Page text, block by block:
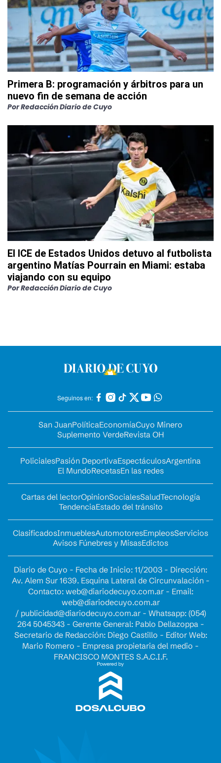
Primera B: programación y árbitros para un
nuevo fin de semana de acción
PorRedacción Diario de Cuyo
El ICE de Estados Unidos detuvo al futbolista
argentino Matías Pourrain en Miami: estaba
viajando con su equipo
PorRedacción Diario de Cuyo
Seguinos en:
San JuanPolíticaEconomíaCuyo Minero
Suplemento VerdeRevista OH
PolicialesPasión DeportivaEspectáculosArgentina
El MundoRecetasEn las redes
Cartas del lectorOpinionSocialesSaludTecnología
TendenciaEstado del tránsito
ClasificadosInmueblesAutomotoresEmpleosServicios
Avisos Fúnebres y MisasEdictos
Diario de Cuyo - Fecha de Inicio: 11/2003 - Dirección:
Av. Alem Sur 1639. Esquina Lateral de Circunvalación -
Contacto: web@diariodecuyo.com.ar- Email:
web@diariodecuyo.com.ar
/ publicidad@diariodecuyo.com.ar- Whatsapp: (054)
264 5045343 - Gerente General: Pablo Dellazoppa -
Secretario de Redacción: Diego Castillo - Editor Web:
Mario Romero - Empresa propietaria del medio -
FRANCISCO MONTES S.A.C.I.F.